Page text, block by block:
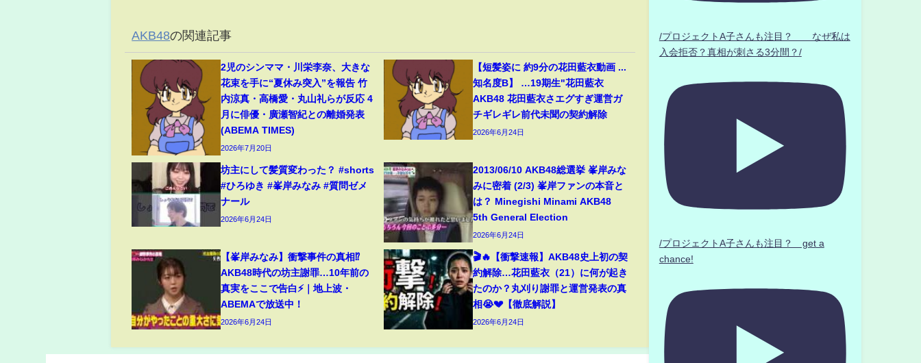
AKB48の関連記事
2児のシンママ・川栄李奈、大きな
花束を手に“夏休み突入”を報告 竹
内涼真・高橋愛・丸山礼らが反応 4
月に俳優・廣瀬智紀との離婚発表
(ABEMA TIMES)
2026年7月20日
【短髪姿に 約9分の花田藍衣動画 ...
知名度B】 …19期生"花田藍衣
AKB48 花田藍衣さエグすぎ運営ガ
チギレギレ前代未聞の契約解除
2026年6月24日
坊主にして髪質変わった？ #shorts
#ひろゆき #峯岸みなみ #質問ゼメ
ナール
2026年6月24日
2013/06/10 AKB48総選挙 峯岸みな
みに密着 (2/3) 峯岸ファンの本音と
は？ Minegishi Minami AKB48
5th General Election
2026年6月24日
【峯岸みなみ】衝撃事件の真相⁉️
AKB48時代の坊主謝罪…10年前の
真実をここで告白⚡️｜地上波・
ABEMAで放送中！
2026年6月24日
🎬🔥【衝撃速報】AKB48史上初の契
約解除…花田藍衣（21）に何が起き
たのか？丸刈り謝罪と運営発表の真
相😭💔【徹底解説】
2026年6月24日
/プロジェクトA子さんも注目？ なぜ私は
入会拒否？真相が刺さる3分間？/
/プロジェクトA子さんも注目？ get a
chance!